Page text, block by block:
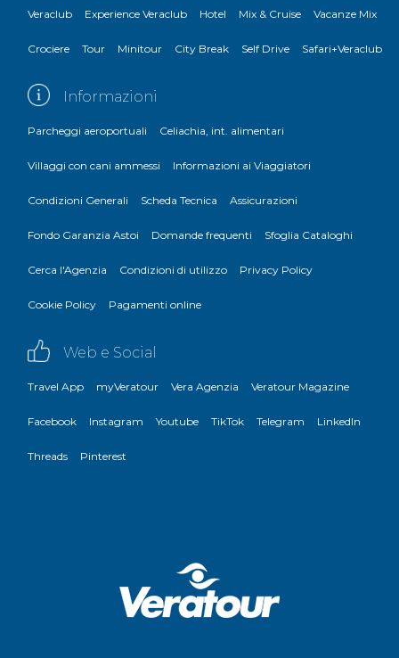
Veraclub Experience Veraclub Hotel Mix & Cruise Vacanze Mix
Crociere Tour Minitour City Break Self Drive Safari+Veraclub
Informazioni
Parcheggi aeroportuali Celiachia, int. alimentari
Villaggi con cani ammessi Informazioni ai Viaggiatori
Condizioni Generali Scheda Tecnica Assicurazioni
Fondo Garanzia Astoi Domande frequenti Sfoglia Cataloghi
Cerca l'Agenzia Condizioni di utilizzo Privacy Policy
Cookie Policy Pagamenti online
Web e Social
Travel App myVeratour Vera Agenzia Veratour Magazine
Facebook Instagram Youtube TikTok Telegram LinkedIn
Threads Pinterest